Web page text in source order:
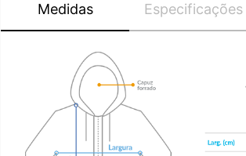
Medidas Especificações